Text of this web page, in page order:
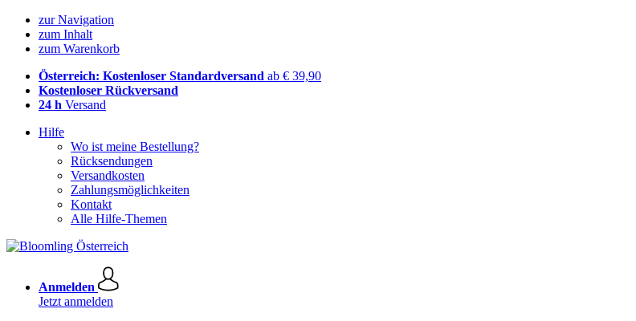
zur Navigation
zum Inhalt
zum Warenkorb
Österreich: Kostenloser Standardversand ab € 39,90
Kostenloser Rückversand
24 h Versand
Hilfe
Wo ist meine Bestellung?
Rücksendungen
Versandkosten
Zahlungsmöglichkeiten
Kontakt
Alle Hilfe-Themen
Anmelden
Jetzt anmelden